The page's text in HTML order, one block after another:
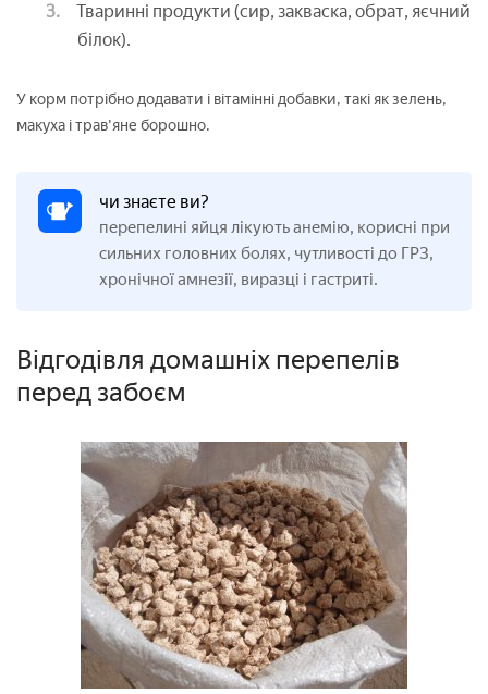
Тваринні продукти (сир, закваска, обрат, яєчний
білок).
У корм потрібно додавати і вітамінні добавки, такі як зелень,
макуха і трав'яне борошно.
чи знаєте ви?
перепелині яйця лікують анемію, корисні при
сильних головних болях, чутливості до ГРЗ,
хронічної амнезії, виразці і гастриті.
Відгодівля домашніх перепелів
перед забоєм